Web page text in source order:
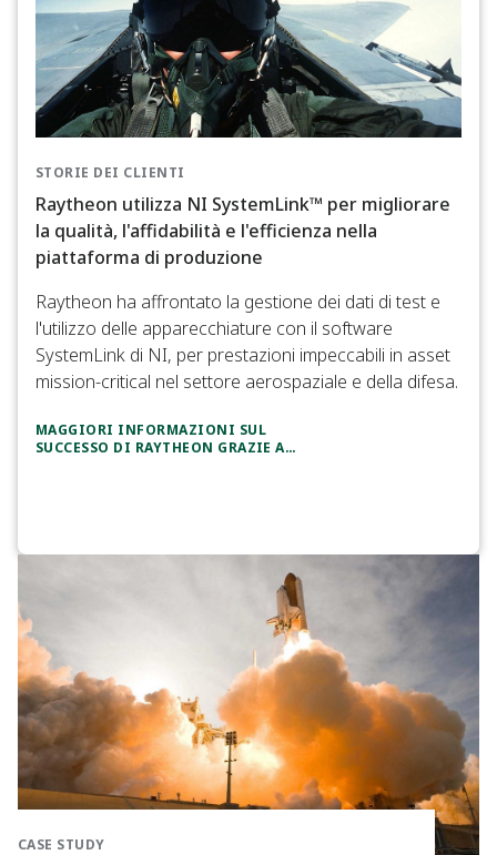
STORIE DEI CLIENTI
Raytheon utilizza NI SystemLink™ per migliorare
la qualità, l'affidabilità e l'efficienza nella
piattaforma di produzione
Raytheon ha affrontato la gestione dei dati di test e
l'utilizzo delle apparecchiature con il software
SystemLink di NI, per prestazioni impeccabili in asset
mission-critical nel settore aerospaziale e della difesa.
MAGGIORI INFORMAZIONI SUL
SUCCESSO DI RAYTHEON GRAZIE A
CASE STUDY